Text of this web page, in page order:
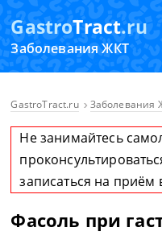
GastroTract.ru
Заболевания ЖКТ
GastroTract.ru Заболевания
Не занимайтесь
записаться на приём
Фасоль при